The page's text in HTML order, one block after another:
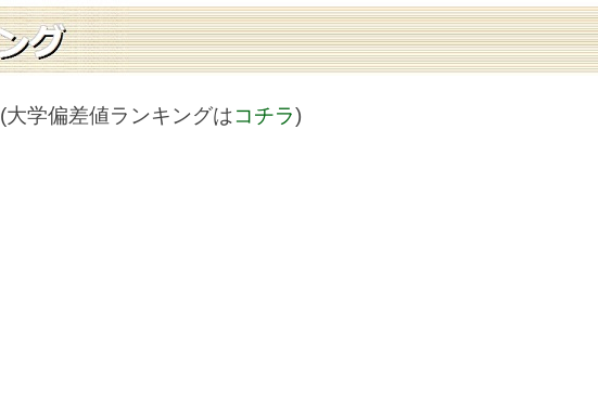
(大学偏差値ランキングはコチラ)